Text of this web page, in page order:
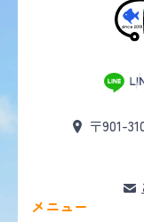
〒901-
メニュー